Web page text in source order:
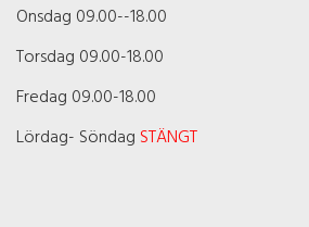
Onsdag 09.00--18.00
Torsdag 09.00-18.00
Fredag 09.00-18.00
Lördag- Söndag STÄNGT